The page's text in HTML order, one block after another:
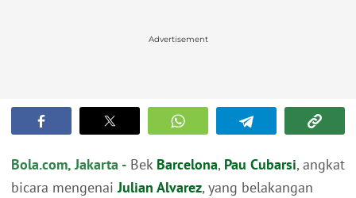
Advertisement
Bola.com, Jakarta - Bek Barcelona, Pau Cubarsi, angkat
bicara mengenaiJulian Alvarez, yang belakangan